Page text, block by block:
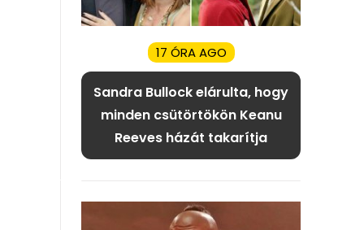
17 ÓRA AGO
Sandra Bullock elárulta, hogy
minden csütörtökön Keanu
Reeves házát takarítja